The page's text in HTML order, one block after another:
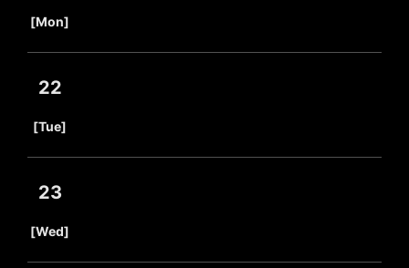
[Mon]
22
[Tue]
23
[Wed]